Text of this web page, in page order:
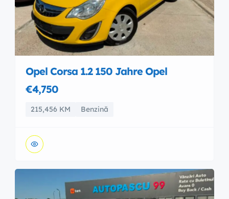
Opel Corsa 1.2 150 Jahre Opel
€4,750
215,456 KM Benzină